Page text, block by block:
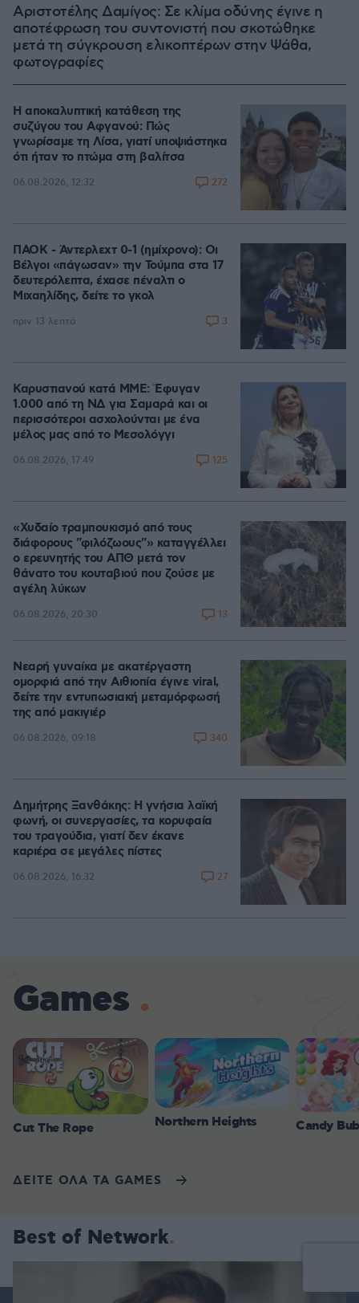
Αριστοτέλης Δαμίγος: Σε κλίμα οδύνης έγινε η
αποτέφρωση του συντονιστή που σκοτώθηκε
μετά τη σύγκρουση ελικοπτέρων στην Ψάθα,
φωτογραφίες
Η αποκαλυπτική κατάθεση της
συζύγου του Αφγανού: Πώς
γνωρίσαμε τη Λίσα, γιατί υποψιάστηκα
ότι ήταν το πτώμα στη βαλίτσα
06.08.2026, 12:32 272
ΠΑΟΚ - Άντερλεχτ 0-1 (ημίχρονο): Οι
Βέλγοι «πάγωσαν» την Τούμπα στα 17
δευτερόλεπτα, έχασε πέναλτι ο
Μιχαηλίδης, δείτε το γκολ
πριν 13 λεπτά 3
Καρυστιανού κατά ΜΜΕ: Έφυγαν
1.000 από τη ΝΔ για Σαμαρά και οι
περισσότεροι ασχολούνται με ένα
μέλος μας από το Μεσολόγγι
06.08.2026, 17:49 125
«Χυδαίο τραμπουκισμό από τους
διάφορους "φιλόζωους"» καταγγέλλει
ο ερευνητής του ΑΠΘ μετά τον
θάνατο του κουταβιού που ζούσε με
αγέλη λύκων
06.08.2026, 20:30 13
Νεαρή γυναίκα με ακατέργαστη
ομορφιά από την Αιθιοπία έγινε viral,
δείτε την εντυπωσιακή μεταμόρφωσή
της από μακιγιέρ
06.08.2026, 09:18 340
Δημήτρης Ξανθάκης: Η γνήσια λαϊκή
φωνή, οι συνεργασίες, τα κορυφαία
του τραγούδια, γιατί δεν έκανε
καριέρα σε μεγάλες πίστες
06.08.2026, 16:32 27
Games
Cut The Rope Northern Heights Candy
ΔΕΙΤΕ ΟΛΑ ΤΑ GAMES
Best of Network